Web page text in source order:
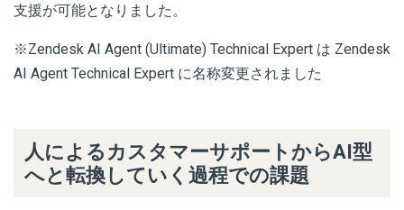
支援が可能となりました。
※Zendesk AI Agent (Ultimate) Technical Expert は Zendesk
AI Agent Technical Expert に名称変更されました
人によるカスタマーサポートからAI型
へと転換していく過程での課題